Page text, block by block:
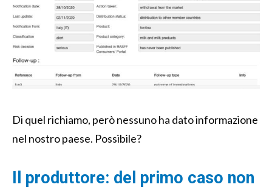
Di quel richiamo, però nessuno ha dato informazione
nel nostro paese. Possibile?
Il produttore: del primo caso non